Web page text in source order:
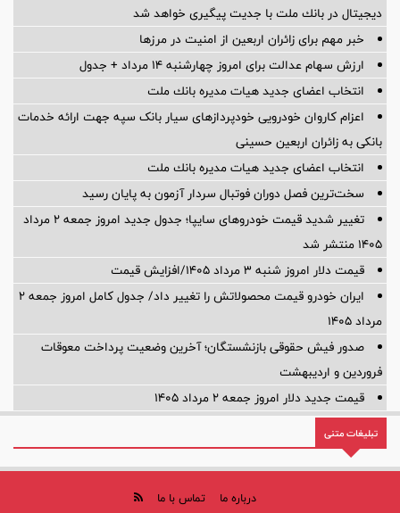
دیجیتال در بانك ملت با جدیت پیگیری خواهد شد
خبر مهم برای زائران اربعین از امنیت در مرزها
ارزش سهام عدالت برای امروز چهارشنبه ۱۴ مرداد + جدول
انتخاب اعضای جدید هیات مدیره بانك ملت
اعزام کاروان خودرویی خودپردازهای سیار بانک سپه جهت ارائه خدمات
بانکی به زائران اربعین حسینی
انتخاب اعضای جدید هیات مدیره بانك ملت
سخت‌ترین فصل دوران فوتبال سردار آزمون به پایان رسید
تغییر شدید قیمت خودروهای سایپا؛ جدول جدید امروز جمعه ۲ مرداد
۱۴۰۵ منتشر شد
قیمت دلار امروز شنبه ۳ مرداد ۱۴۰۵/افزایش قیمت
ایران خودرو قیمت‌ محصولاتش را تغییر داد/ جدول کامل امروز جمعه ۲
مرداد ۱۴۰۵
صدور فیش حقوقی بازنشستگان؛ آخرین وضعیت پرداخت معوقات
فروردین و اردیبهشت
قیمت جدید دلار امروز جمعه ۲ مرداد ۱۴۰۵
تبلیغات متنی
درباره ما
تماس با ما